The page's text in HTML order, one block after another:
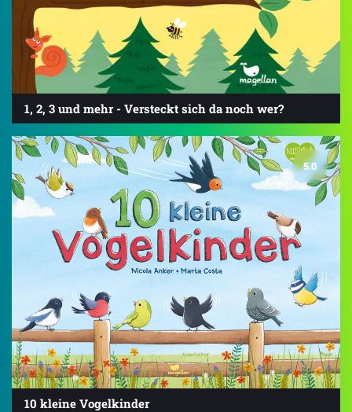
1, 2, 3 und mehr - Versteckt sich da noch wer?
5.0
10 kleine Vogelkinder